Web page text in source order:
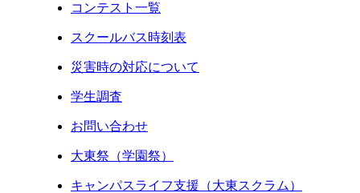
コンテスト一覧
スクールバス時刻表
災害時の対応について
学生調査
お問い合わせ
大東祭（学園祭）
キャンパスライフ支援（大東スクラム）